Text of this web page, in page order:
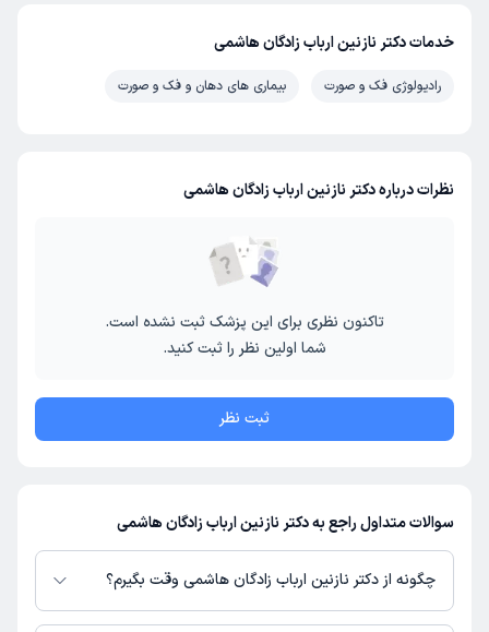
خدمات دکتر نازنین ارباب زادگان هاشمی
رادیولوژی فک و صورت بیماری های دهان و فک و صورت
نظرات درباره دکتر نازنین ارباب زادگان هاشمی
تاکنون نظری برای این پزشک ثبت نشده است.
شما اولین نظر را ثبت کنید.
ثبت نظر
سوالات متداول راجع به دکتر نازنین ارباب زادگان هاشمی
چگونه از دکتر نازنین ارباب زادگان هاشمی وقت بگیرم؟
در صورتی کهدکتر نازنین ارباب زادگان هاشمیدارای پروفایل فعال و نوبت‌دهی باز